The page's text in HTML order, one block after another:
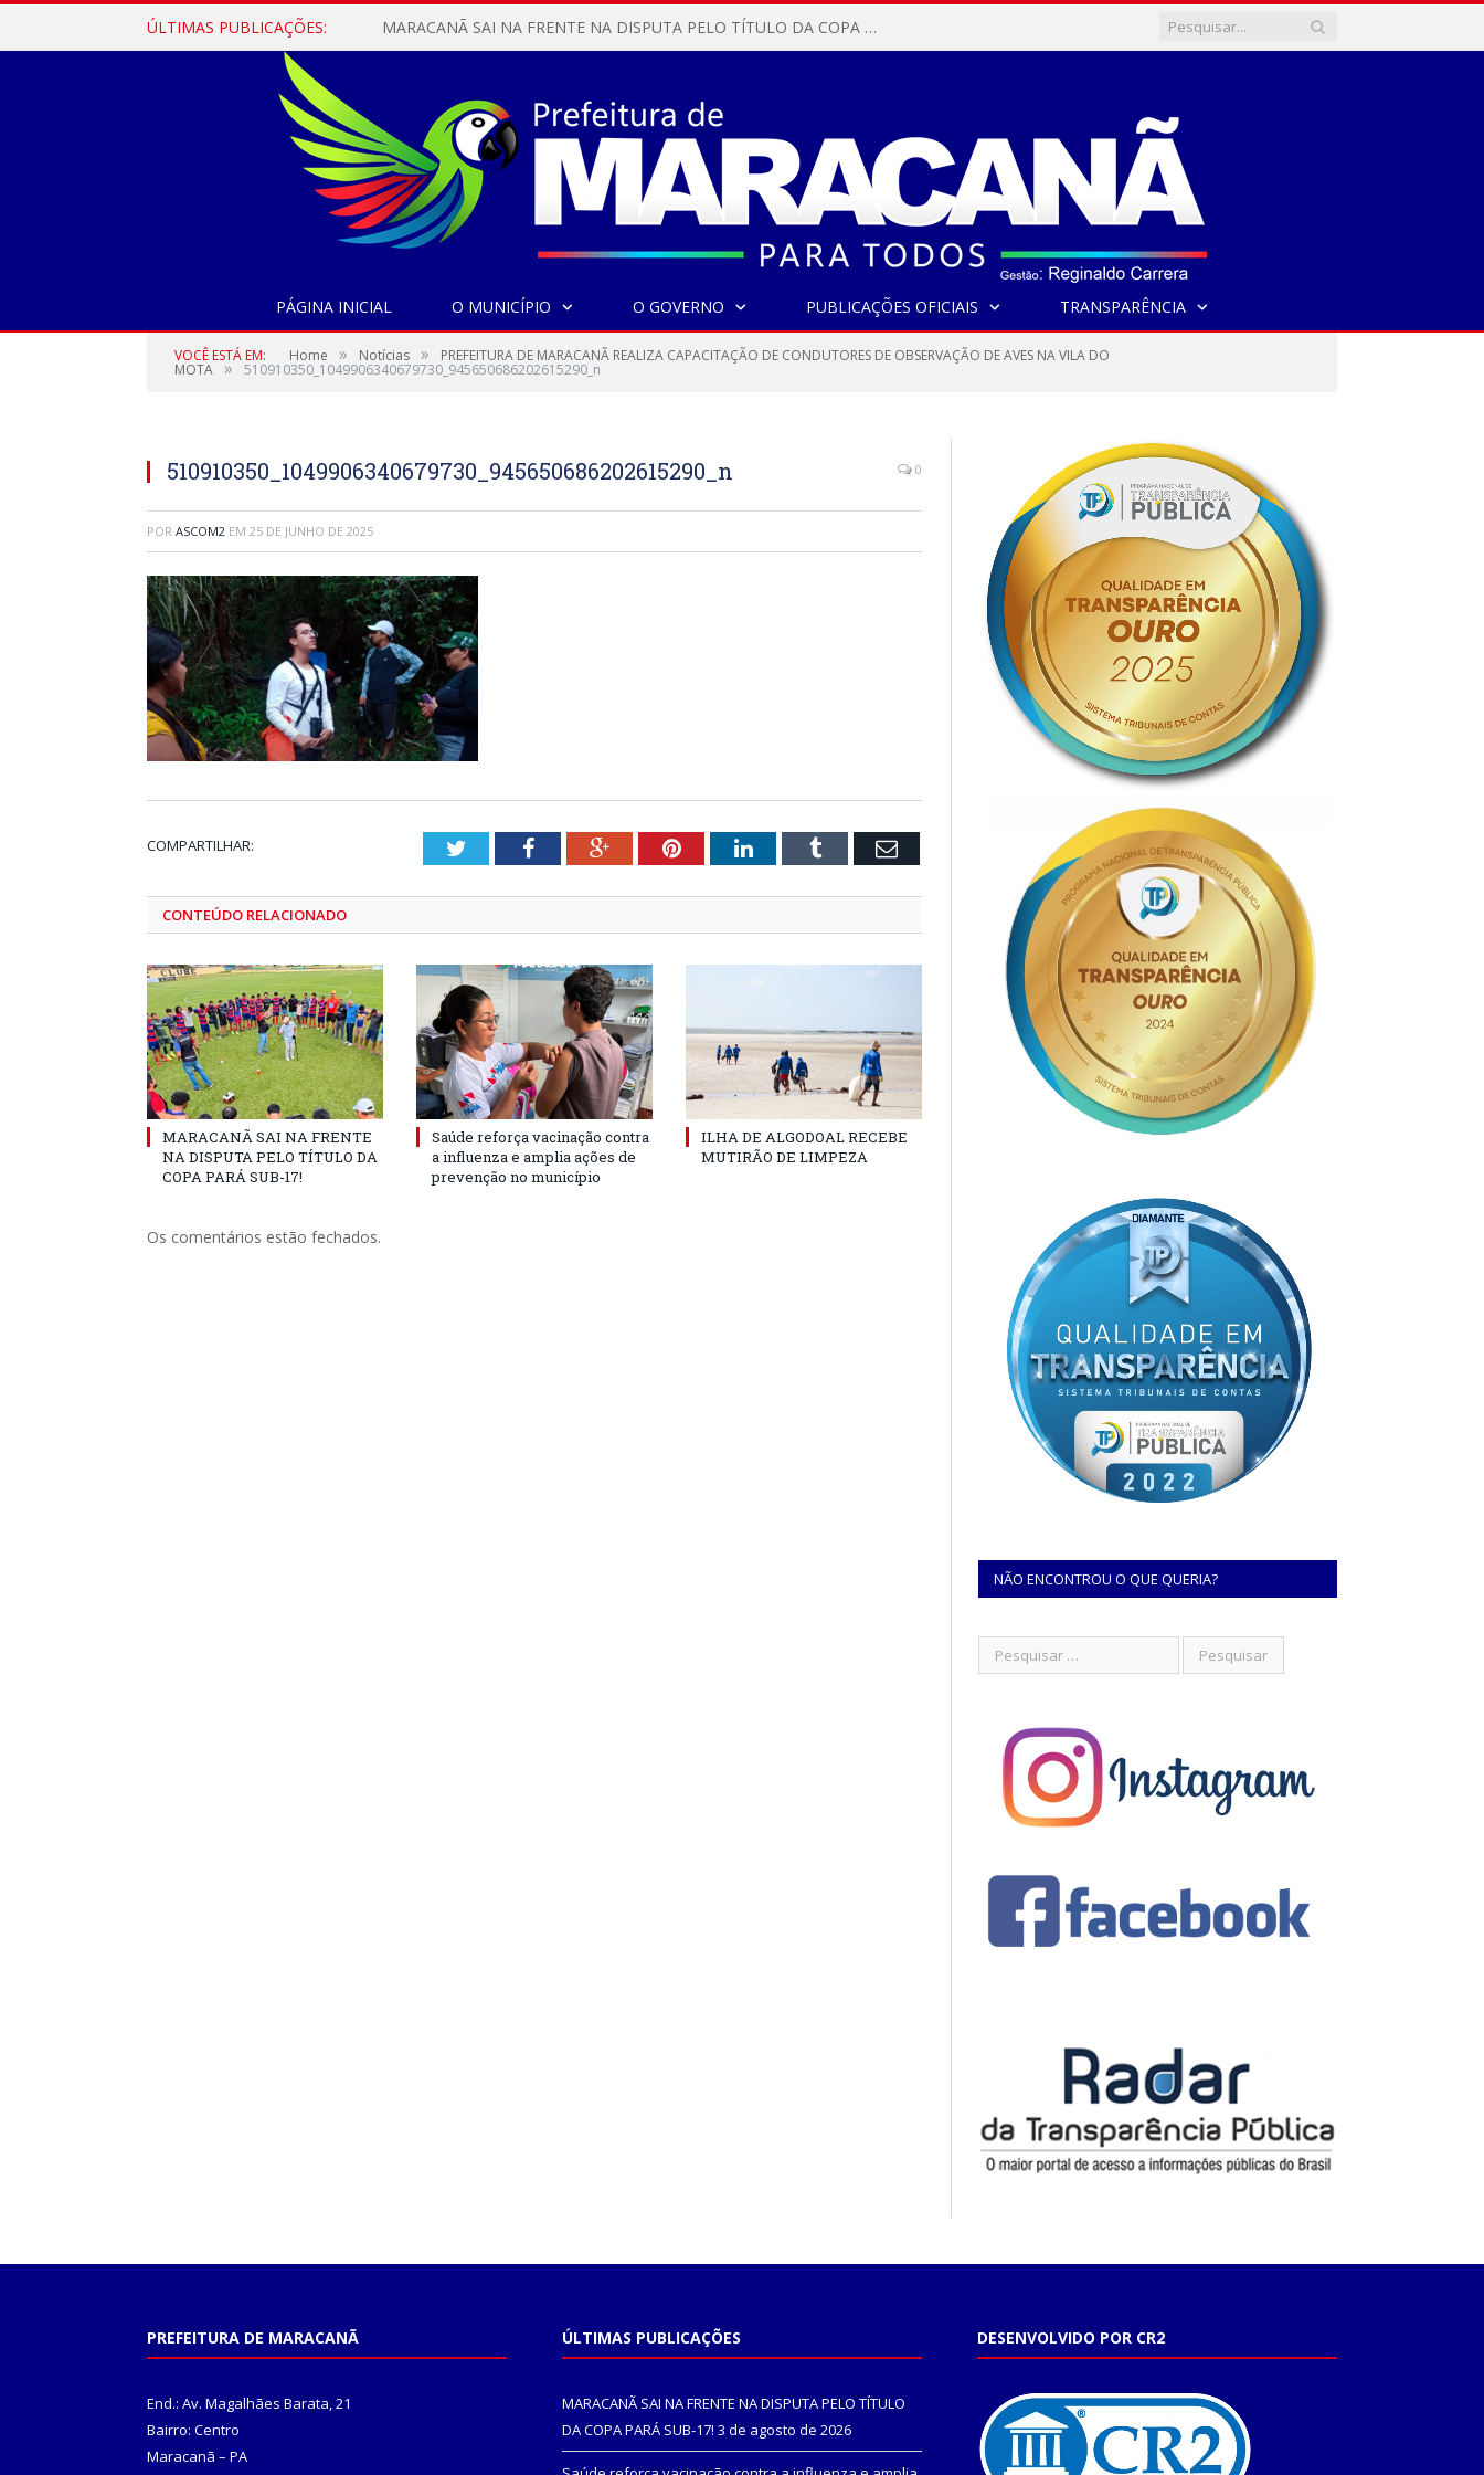
ÚLTIMAS PUBLICAÇÕES: MARACANÃ SAI NA FRENTE NA DISPUTA PELO TÍTULO DA COPA PARÁ SUB-17!
PÁGINA INICIAL O MUNICÍPIO O GOVERNO PUBLICAÇÕES OFICIAIS TRANSPARÊNCIA
VOCÊ ESTÁ EM: Home » Notícias » PREFEITURA DE MARACANÃ REALIZA CAPACITAÇÃO DE CONDUTORES DE OBSERVAÇÃO DE AVES NA VILA DO
MOTA » 510910350_1049906340679730_945650686202615290_n
510910350_1049906340679730_945650686202615290_n 0
POR ASCOM2 EM 25 DE JUNHO DE 2025
COMPARTILHAR: TwitterFacebookGoogle+PinterestLinkedInTumblr Email
CONTEÚDO RELACIONADO
MARACANÃ SAI NA FRENTE
NA DISPUTA PELO TÍTULO DA
COPA PARÁ SUB-17!
Saúde reforça vacinação contra
a influenza e amplia ações de
prevenção no município
ILHA DE ALGODOAL RECEBE
MUTIRÃO DE LIMPEZA
Os comentários estão fechados.
NÃO ENCONTROU O QUE QUERIA?
PREFEITURA DE MARACANÃ
End.: Av. Magalhães Barata, 21
Bairro: Centro
Maracanã – PA
ÚLTIMAS PUBLICAÇÕES
MARACANÃ SAI NA FRENTE NA DISPUTA PELO TÍTULO
DA COPA PARÁ SUB-17! 3 de agosto de 2026
DESENVOLVIDO POR CR2